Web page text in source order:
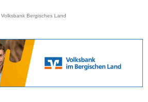
Volksbank Bergisches Land